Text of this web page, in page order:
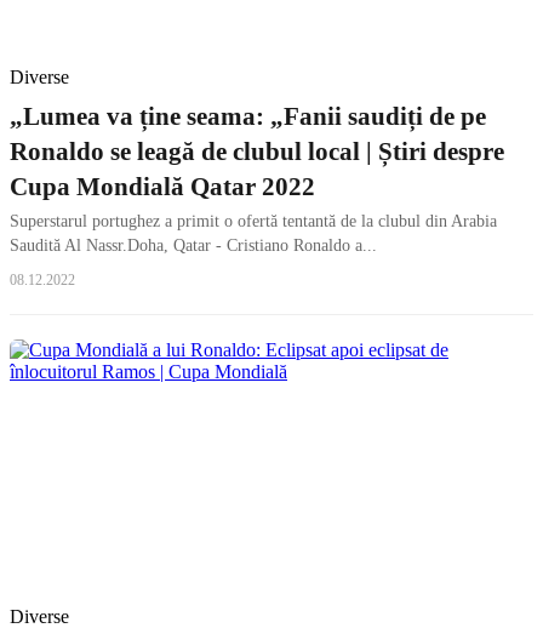
Diverse
„Lumea va ține seama: „Fanii saudiți de pe
Ronaldo se leagă de clubul local | Știri despre
Cupa Mondială Qatar 2022
Superstarul portughez a primit o ofertă tentantă de la clubul din Arabia
Saudită Al Nassr.Doha, Qatar - Cristiano Ronaldo a...
08.12.2022
Diverse